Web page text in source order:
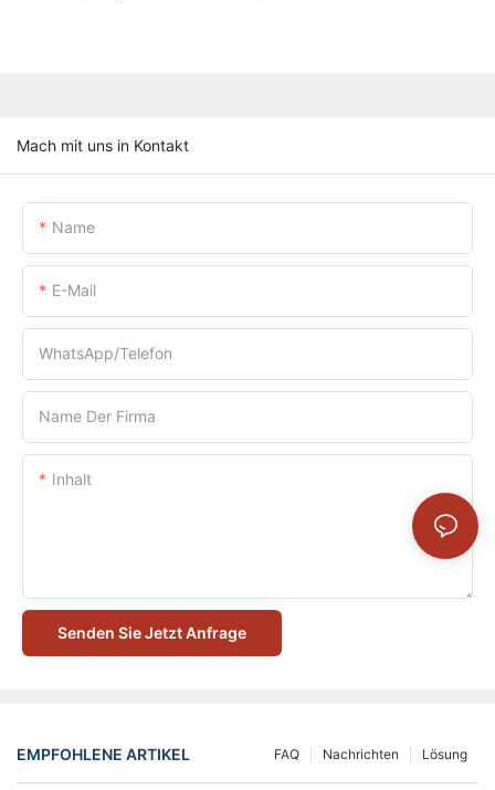
Mach mit uns in Kontakt
Name
E-Mail
WhatsApp/Telefon
Name Der Firma
Inhalt
Senden Sie Jetzt Anfrage
EMPFOHLENE ARTIKEL Lösung
Nachrichten
FAQ